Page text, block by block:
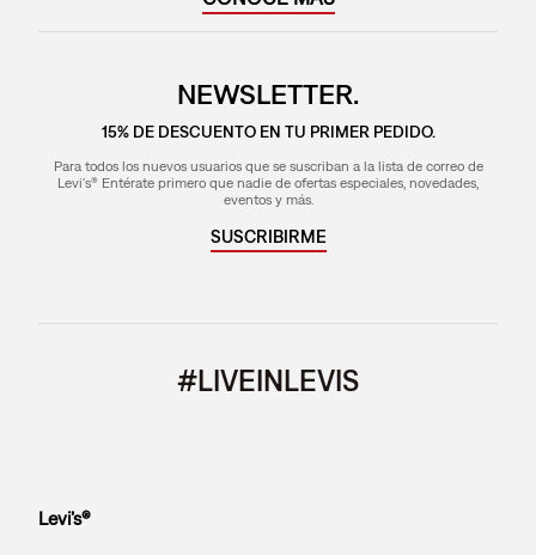
NEWSLETTER.
15% DE DESCUENTO EN TU PRIMER PEDIDO.
Para todos los nuevos usuarios que se suscriban a la lista de correo de
Levi's® Entérate primero que nadie de ofertas especiales, novedades,
eventos y más.
SUSCRIBIRME
#LIVEINLEVIS
Levi’s®